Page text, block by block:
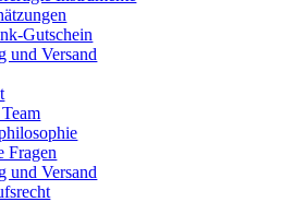
Gutschein
und Versand
Fragen
und Versand